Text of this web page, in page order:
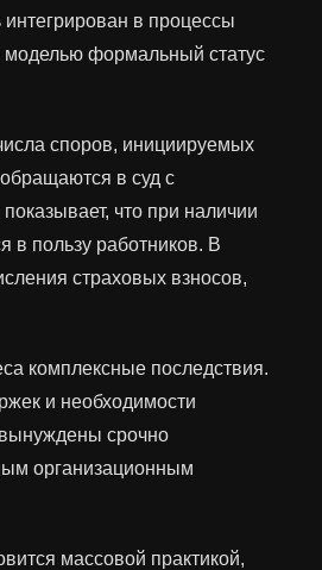
в процессы
моделью формальный статус
споров, инициируемых
в суд с
что при наличии
в пользу работников. В
страховых взносов,
комплексные последствия.
и необходимости
срочно
организационным
массовой практикой,